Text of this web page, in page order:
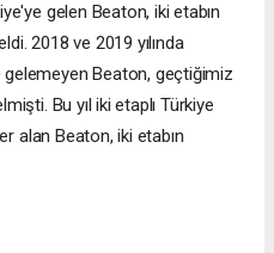
gelen Beaton, iki etabın
2018 ve 2019 yılında
gelemeyen Beaton, geçtiğimiz
Bu yıl iki etaplı Türkiye
alan Beaton, iki etabın